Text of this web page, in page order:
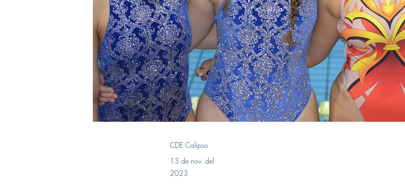
CDE Calipso
13 de nov. del
2023